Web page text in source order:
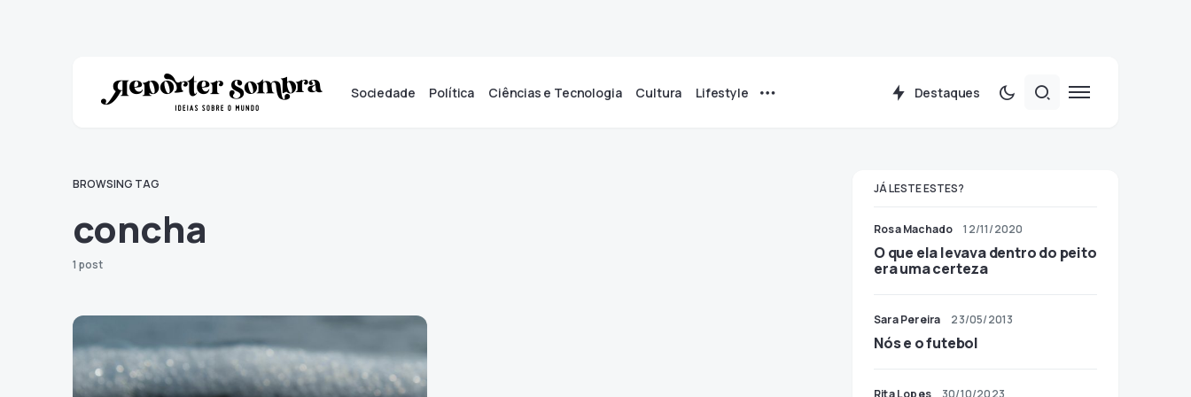
Sociedade Política Ciências e Tecnologia Cultura Lifestyle Destaques
BROWSING TAG
concha
1 post
JÁ LESTE ESTES?
Rosa Machado 12/11/2020
O que ela levava dentro do peito
era uma certeza
Sara Pereira 23/05/2013
Nós e o futebol
Rita Lopes 30/10/2023